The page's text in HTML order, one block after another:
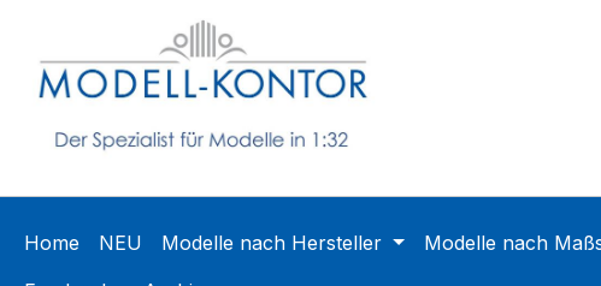
Hauptinhalt springen
Zur Suche springen
Zur Hauptnavigation springen
Home NEU Modelle nach Hersteller Modelle nach